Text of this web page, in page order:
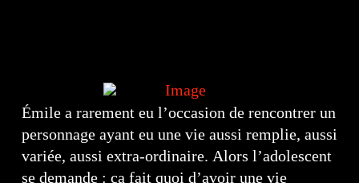
Émile a rarement eu l’occasion de rencontrer un
personnage ayant eu une vie aussi remplie, aussi
variée, aussi extra-ordinaire. Alors l’adolescent
se demande : ça fait quoi d’avoir une vie